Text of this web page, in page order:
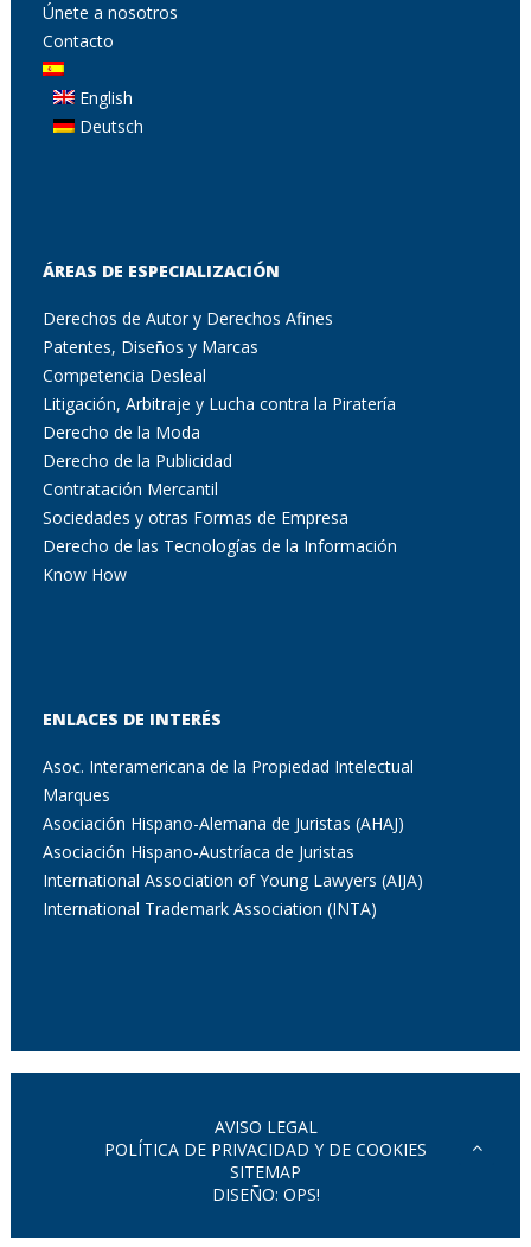
Únete a nosotros
Contacto
English
Deutsch
ÁREAS DE ESPECIALIZACIÓN
Derechos de Autor y Derechos Afines
Patentes, Diseños y Marcas
Competencia Desleal
Litigación, Arbitraje y Lucha contra la Piratería
Derecho de la Moda
Derecho de la Publicidad
Contratación Mercantil
Sociedades y otras Formas de Empresa
Derecho de las Tecnologías de la Información
Know How
ENLACES DE INTERÉS
Asoc. Interamericana de la Propiedad Intelectual
Marques
Asociación Hispano-Alemana de Juristas (AHAJ)
Asociación Hispano-Austríaca de Juristas
International Association of Young Lawyers (AIJA)
International Trademark Association (INTA)
AVISO LEGAL
POLÍTICA DE PRIVACIDAD Y DE COOKIES
SITEMAP
DISEÑO: OPS!